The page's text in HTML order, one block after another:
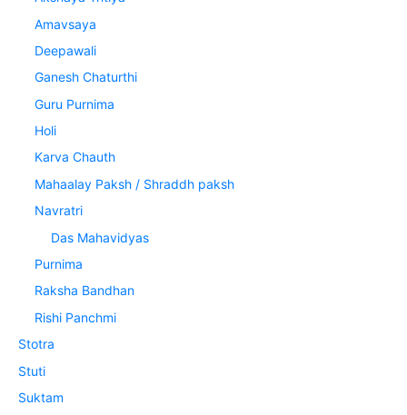
Amavsaya
Deepawali
Ganesh Chaturthi
Guru Purnima
Holi
Karva Chauth
Mahaalay Paksh / Shraddh paksh
Navratri
Das Mahavidyas
Purnima
Raksha Bandhan
Rishi Panchmi
Stotra
Stuti
Suktam